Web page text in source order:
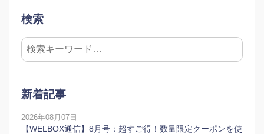
検索
新着記事
2026年08月07日
【WELBOX通信】8月号：超すご得！数量限定クーポンを使